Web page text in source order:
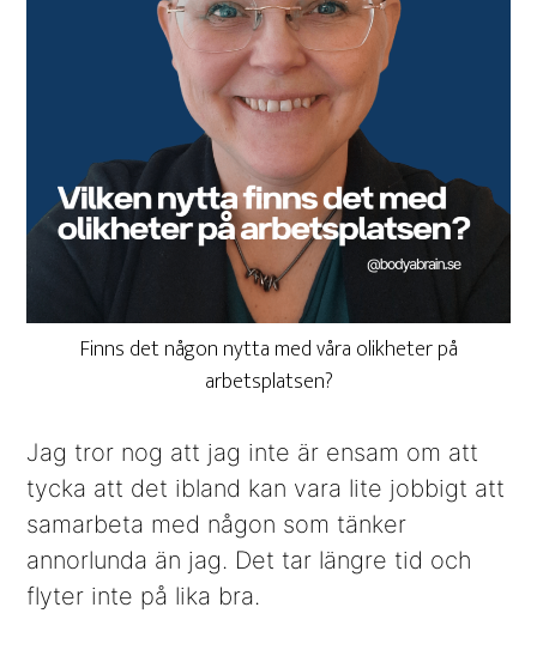
Finns det någon nytta med våra olikheter på
arbetsplatsen?
Jag tror nog att jag inte är ensam om att
tycka att det ibland kan vara lite jobbigt att
samarbeta med någon som tänker
annorlunda än jag. Det tar längre tid och
flyter inte på lika bra.